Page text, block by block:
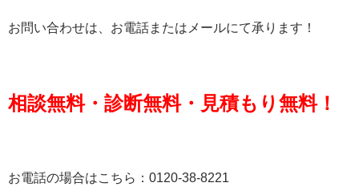
お問い合わせは、お電話またはメールにて承ります！
相談無料・診断無料・見積もり無料！
お電話の場合はこちら：0120-38-8221